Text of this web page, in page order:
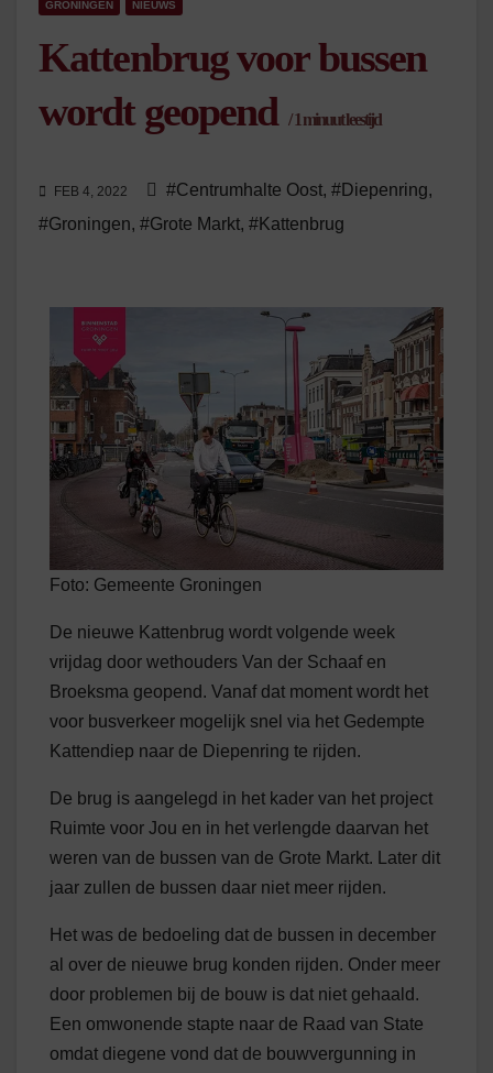
GRONINGEN NIEUWS
Kattenbrug voor bussen
wordt geopend /1 minuut leestijd
FEB 4, 2022 #Centrumhalte Oost, #Diepenring,
#Groningen, #Grote Markt, #Kattenbrug
Foto: Gemeente Groningen
De nieuwe Kattenbrug wordt volgende week
vrijdag door wethouders Van der Schaaf en
Broeksma geopend. Vanaf dat moment wordt het
voor busverkeer mogelijk snel via het Gedempte
Kattendiep naar de Diepenring te rijden.
De brug is aangelegd in het kader van het project
Ruimte voor Jou en in het verlengde daarvan het
weren van de bussen van de Grote Markt. Later dit
jaar zullen de bussen daar niet meer rijden.
Het was de bedoeling dat de bussen in december
al over de nieuwe brug konden rijden. Onder meer
door problemen bij de bouw is dat niet gehaald.
Een omwonende stapte naar de Raad van State
omdat diegene vond dat de bouwvergunning in